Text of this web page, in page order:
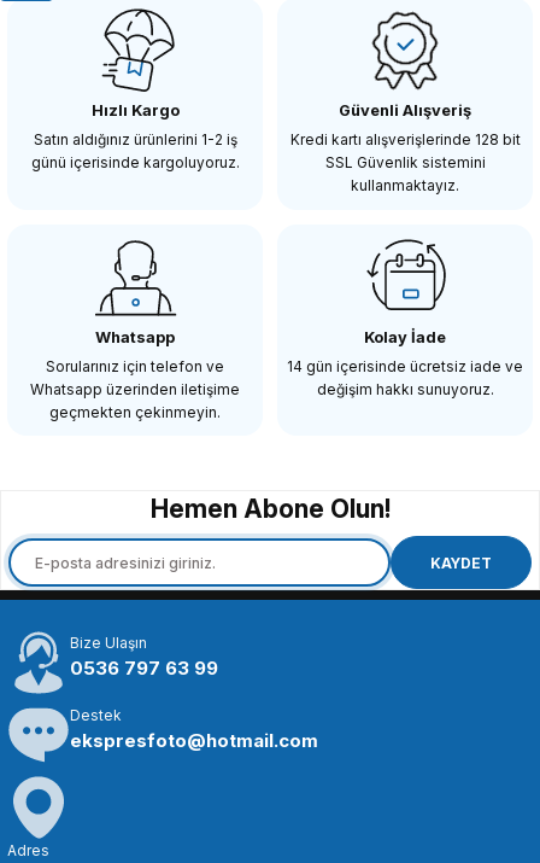
Insta360 Crab Clamp
OEM Marka GP02 Aksiyon Kamera Sabitleme Vidası
98,21 TL
OEM Marka GP04 Aksiyon Kameralar için Kafa Bandı
288,86 TL
OEM
OEM Marka GP06 Aksiyon Kameraları için Şamandıra
Hızlı Kargo
Satın aldığınız ürünlerini 1-2 iş
günü içerisinde kargoluyoruz.
Güvenli Alışveriş
Kredi kartı alışverişlerinde 128 bit
SSL Güvenlik sistemini
kullanmaktayız.
Whatsapp
Sorularınız için telefon ve
Whatsapp üzerinden iletişime
geçmekten çekinmeyin.
Kolay İade
14 gün içerisinde ücretsiz iade ve
değişim hakkı sunuyoruz.
Hemen Abone Olun!
KAYDET
Bize Ulaşın
0536 797 63 99
Destek
ekspresfoto@hotmail.com
Adres